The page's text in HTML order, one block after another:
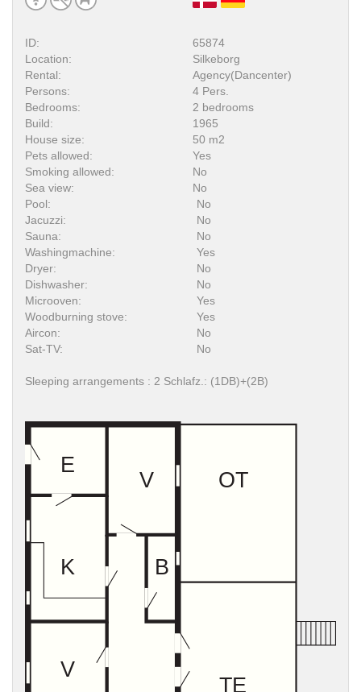
ID:
65874
Location:
Silkeborg
Rental:
Agency(Dancenter)
Persons:
4 Pers.
Bedrooms:
2 bedrooms
Build:
1965
House size:
50 m2
Pets allowed:
Yes
Smoking allowed:
No
Sea view:
No
Pool:
No
Jacuzzi:
No
Sauna:
No
Washingmachine:
Yes
Dryer:
No
Dishwasher:
No
Microoven:
Yes
Woodburning stove:
Yes
Aircon:
No
Sat-TV:
No
Sleeping arrangements : 2 Schlafz.: (1DB)+(2B)